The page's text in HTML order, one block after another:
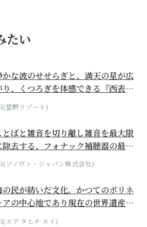
たい
かな波のせせらぎと、満天の星が広
り、くつろぎを体感できる『西表島
ホテル by...
星野リゾート)
とばと雑音を切り離し雑音を最大限
除去する、フォナック補聴器の最上
モデル
ソノヴァ・ジャパン株式会社)
の民が紡いだ文化。かつてのポリネ
アの中心地であり現在の世界遺産か
らみえてくる...
エア タヒチ ヌイ)